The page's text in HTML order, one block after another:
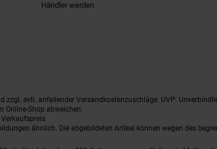
Händler werden
zzgl. evtl. anfallender Versandkostenzuschläge. UVP:
Online-Shop abweichen.
ähnlich. Die abgebildeten Artikel können wegen des